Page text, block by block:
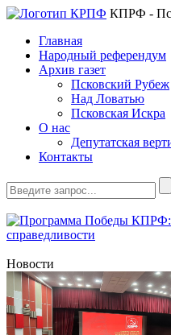
КПРФ -
Главная
Народный референдум
Архив газет
Псковский Рубеж
Над Ловатью
Псковская Искра
О нас
Депутатская
Контакты
Новости